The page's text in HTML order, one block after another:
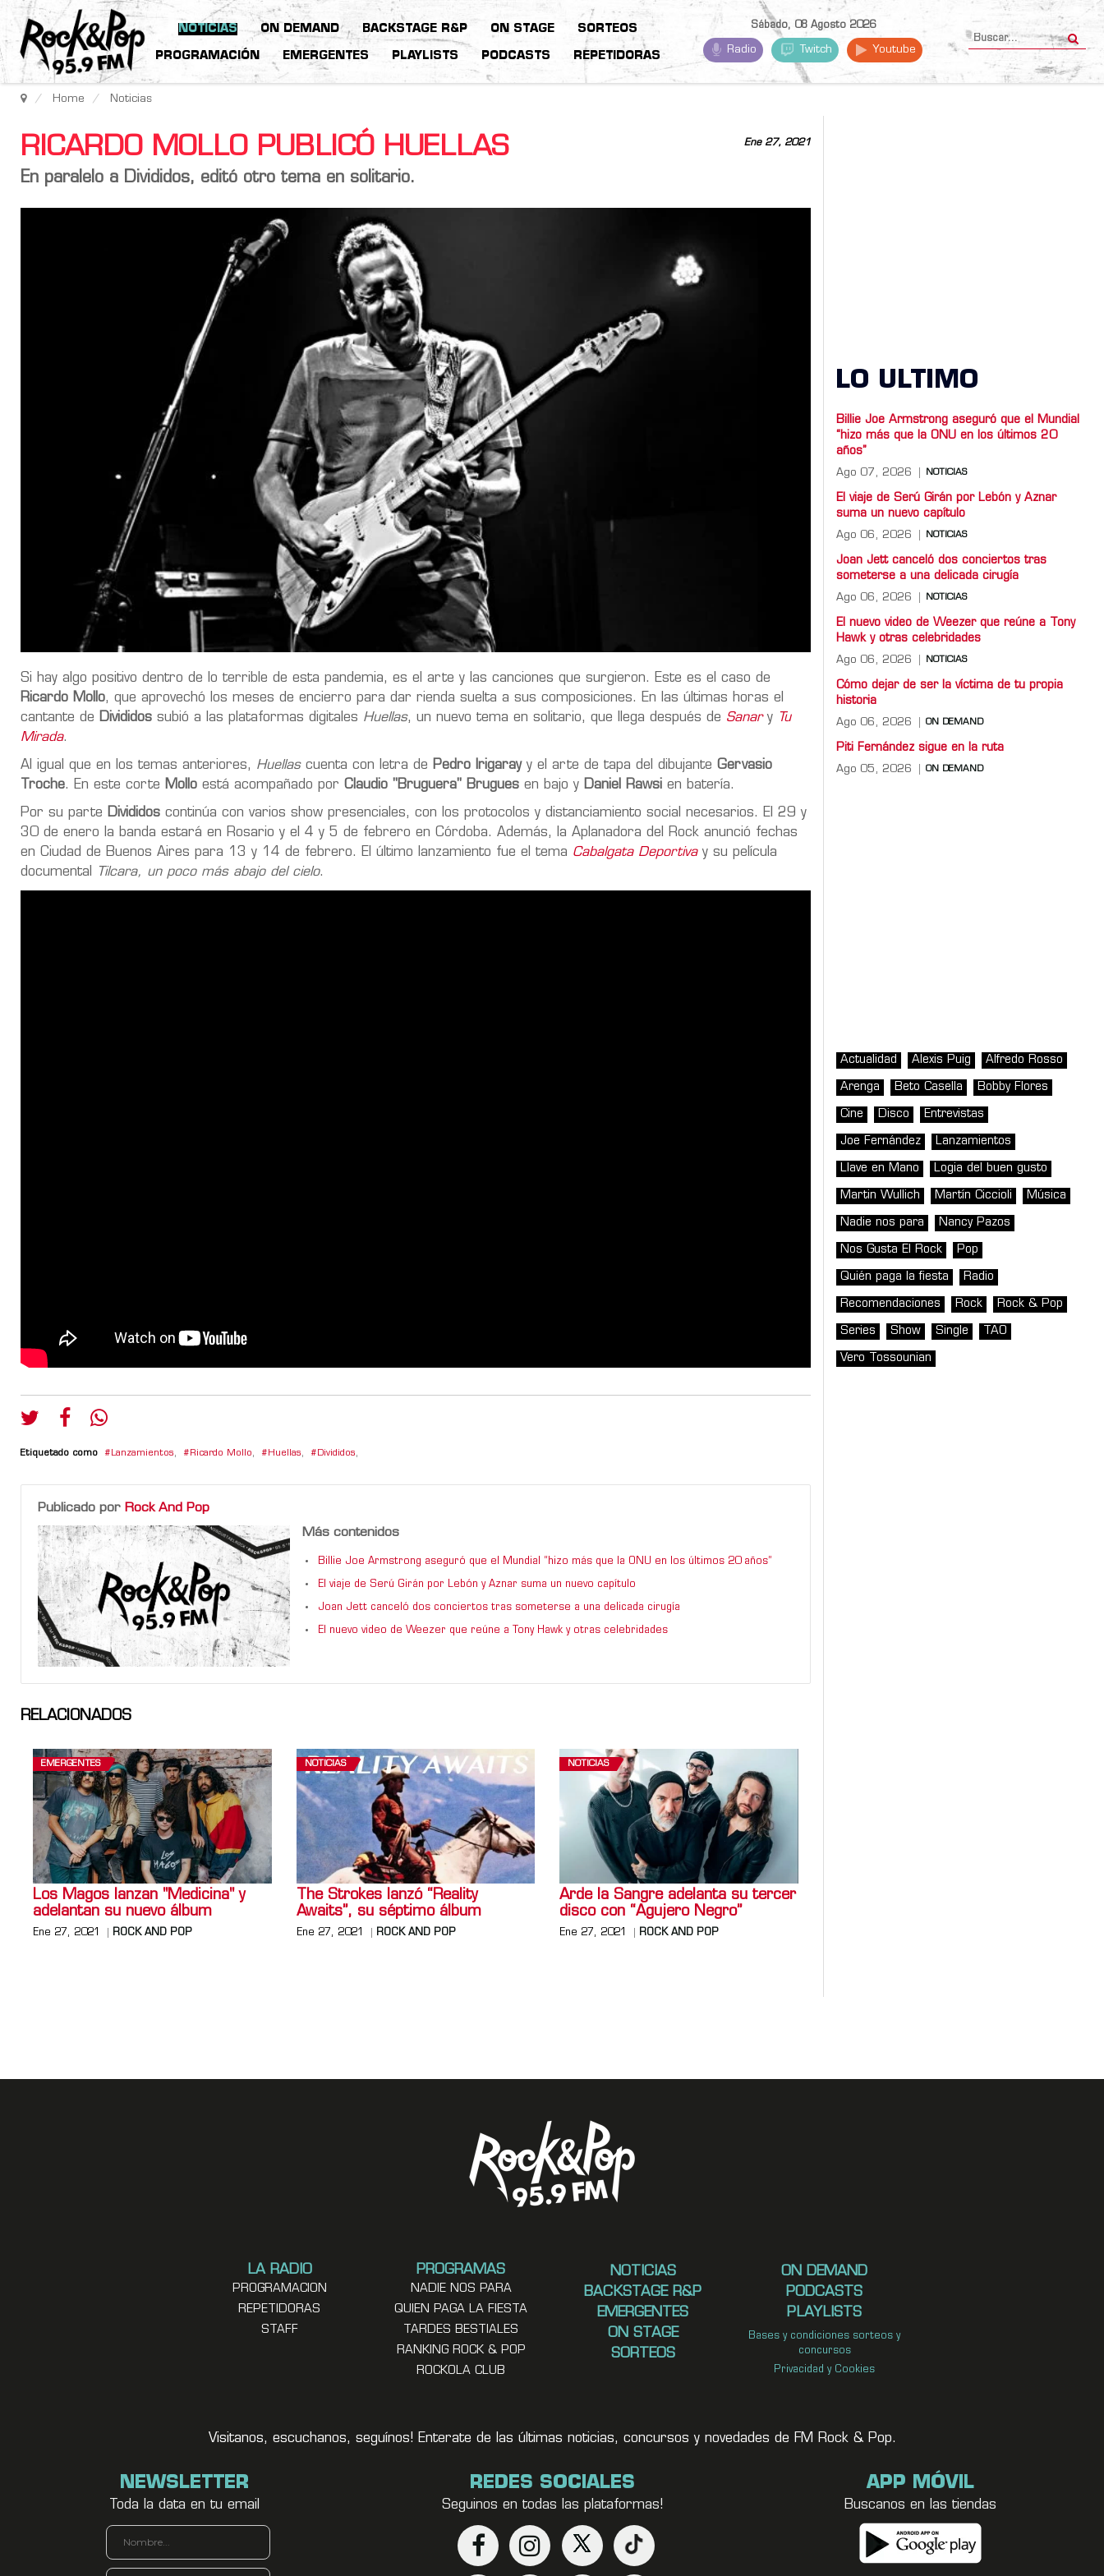
NOTICIAS ON DEMAND BACKSTAGE R&P ON STAGE SORTEOS
PROGRAMACIÓN EMERGENTES PLAYLISTS PODCASTS REPETIDORAS
Sábado, 08 Agosto 2026
Radio Twitch Youtube
Home Noticias
Ene 27, 2021
RICARDO MOLLO PUBLICÓ HUELLAS
En paralelo a Divididos, editó otro tema en solitario.
Si hay algo positivo dentro de lo terrible de esta pandemia, es el arte y las canciones que surgieron. Este es el caso de
Ricardo Mollo, que aprovechó los meses de encierro para dar rienda suelta a sus composiciones. En las últimas horas el
cantante de Divididos subió a las plataformas digitales Huellas, un nuevo tema en solitario, que llega después de Sanary
Tu
Mirada.
Al igual que en los temas anteriores, Huellascuenta con letra de Pedro Irigarayy el arte de tapa del dibujante Gervasio
Troche. En este corte Mollo está acompañado por Claudio "Bruguera" Brugues en bajo y Daniel Rawsi en batería.
Por su parte Divididos continúa con varios show presenciales, con los protocolos y distanciamiento social necesarios. El 29 y
30 de enero la banda estará en Rosario y el 4 y 5 de febrero en Córdoba. Además, la Aplanadora del Rock anunció fechas
en Ciudad de Buenos Aires para 13 y 14 de febrero. El último lanzamiento fue el tema Cabalgata Deportiva y su película
documental
Tilcara, un poco más abajo del cielo.
Etiquetado como Lanzamientos, Ricardo Mollo, Huellas, Divididos,
Publicado por Rock And Pop
Más contenidos
Billie Joe Armstrong aseguró que el Mundial “hizo más que la ONU en los últimos 20 años”
El viaje de Serú Girán por Lebón y Aznar suma un nuevo capítulo
Joan Jett canceló dos conciertos tras someterse a una delicada cirugía
El nuevo video de Weezer que reúne a Tony Hawk y otras celebridades
RELACIONADOS
EMERGENTES
Los Magos lanzan "Medicina" y
adelantan su nuevo álbum
Ene 27, 2021 ROCK AND POP
NOTICIAS
The Strokes lanzó “Reality
Awaits”, su séptimo álbum
Ene 27, 2021 ROCK AND POP
NOTICIAS
Arde la Sangre adelanta su tercer
disco con “Agujero Negro”
Ene 27, 2021 ROCK AND POP
LO ULTIMO
Billie Joe Armstrong aseguró que el Mundial
“hizo más que la ONU en los últimos 20
años”
Ago 07, 2026 NOTICIAS
El viaje de Serú Girán por Lebón y Aznar
suma un nuevo capítulo
Ago 06, 2026 NOTICIAS
Joan Jett canceló dos conciertos tras
someterse a una delicada cirugía
Ago 06, 2026 NOTICIAS
El nuevo video de Weezer que reúne a Tony
Hawk y otras celebridades
Ago 06, 2026 NOTICIAS
Cómo dejar de ser la víctima de tu propia
historia
Ago 06, 2026 ON DEMAND
Piti Fernández sigue en la ruta
Ago 05, 2026 ON DEMAND
Actualidad Alexis Puig Alfredo Rosso
Arenga Beto Casella Bobby Flores
Cine Disco Entrevistas
Joe Fernández Lanzamientos
Llave en Mano Logia del buen gusto
Martin Wullich Martín Ciccioli Música
Nadie nos para Nancy Pazos
Nos Gusta El Rock Pop
Quién paga la fiesta Radio
Recomendaciones Rock Rock & Pop
Series Show Single TAO
Vero Tossounian
LA RADIO
PROGRAMACION
REPETIDORAS
STAFF
PROGRAMAS
NADIE NOS PARA
QUIEN PAGA LA FIESTA
TARDES BESTIALES
RANKING ROCK & POP
ROCKOLA CLUB
NOTICIAS
BACKSTAGE R&P
EMERGENTES
ON STAGE
SORTEOS
ON DEMAND
PODCASTS
PLAYLISTS
Bases y condiciones sorteos y
concursos
Privacidad y Cookies
Visitanos, escuchanos, seguínos! Enterate de las últimas noticias, concursos y novedades de FM Rock & Pop.
NEWSLETTER
Toda la data en tu email
REDES SOCIALES
Seguinos en todas las plataformas!
APP MÓVIL
Buscanos en las tiendas